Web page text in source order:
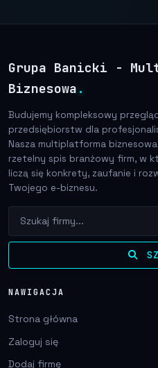
Grupa Banicki -
Biznesowa .
Budujemy kompleksowy
przedsiębiorstw dla
Nasza multiplatforma
rzetelny spis branżowy firm, w
liczą się konkrety, zaufanie i
Twojego e-biznesu.
NAWIGACJA
Strona główna
Zaloguj się
Dodaj firmę